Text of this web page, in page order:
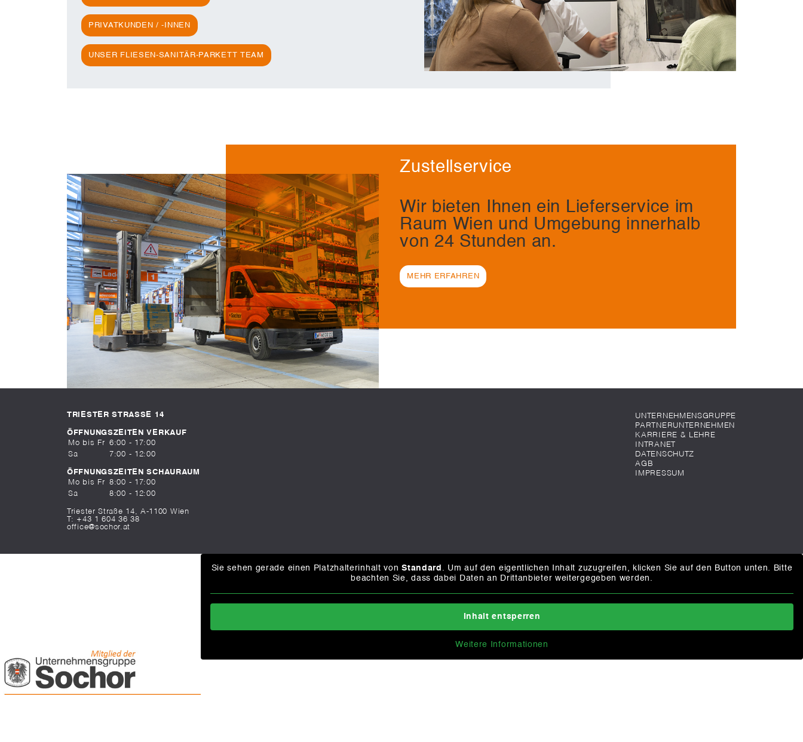
PRIVATKUNDEN / -INNEN
UNSER FLIESEN-SANITÄR-PARKETT TEAM
Zustellservice
Wir bieten Ihnen ein Lieferservice im
Raum Wien und Umgebung innerhalb
von 24 Stunden an.
MEHR ERFAHREN
TRIESTER STRASSE 14
ÖFFNUNGSZEITEN VERKAUF
Mo bis Fr
6:00 - 17:00
Sa
7:00 - 12:00
ÖFFNUNGSZEITEN SCHAURAUM
Mo bis Fr
8:00 - 17:00
Sa
8:00 - 12:00
Triester Straße 14, A-1100 Wien
T: +43 1 604 36 38
office@sochor.at
UNTERNEHMENSGRUPPE
PARTNERUNTERNEHMEN
KARRIERE & LEHRE
INTRANET
DATENSCHUTZ
AGB
IMPRESSUM
Sie sehen gerade einen Platzhalterinhalt vonStandard . Um auf den eigentlichen Inhalt zuzugreifen, klicken Sie auf den Button unten. Bitte
beachten Sie, dass dabei Daten an Drittanbieter weitergegeben werden.
Inhalt entsperren
Weitere Informationen